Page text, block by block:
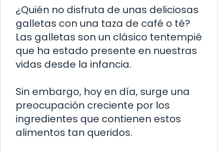
¿Quién no disfruta de unas deliciosas
galletas con una taza de café o té?
Las galletas son un clásico tentempié
que ha estado presente en nuestras
vidas desde la infancia.
Sin embargo, hoy en día, surge una
preocupación creciente por los
ingredientes que contienen estos
alimentos tan queridos.